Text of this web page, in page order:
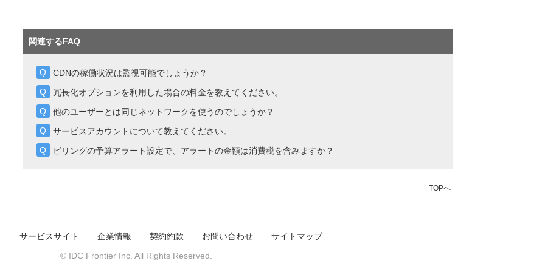
関連するFAQ
CDNの稼働状況は監視可能でしょうか？
冗長化オプションを利用した場合の料金を教えてください。
他のユーザーとは同じネットワークを使うのでしょうか？
サービスアカウントについて教えてください。
ビリングの予算アラート設定で、アラートの金額は消費税を含みますか？
TOPへ
サービスサイト 企業情報 契約約款 お問い合わせ
サイトマップ
© IDC Frontier Inc. All Rights Reserved.